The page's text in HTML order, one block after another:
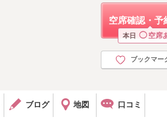
空席確認・予
本日 ◯ 空席
ブックマー
ブログ 地図 口コミ